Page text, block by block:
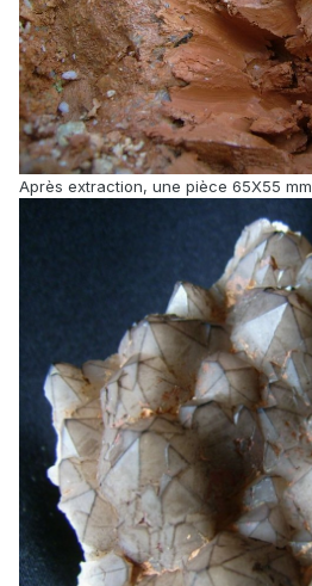
Après extraction, une pièce 65X55 mm